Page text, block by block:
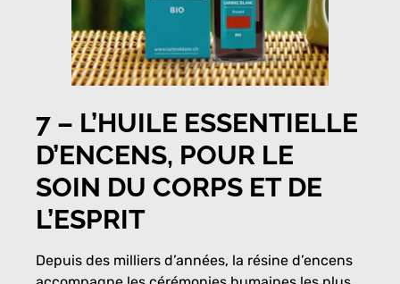
7 – L’HUILE ESSENTIELLE
D’ENCENS, POUR LE
SOIN DU CORPS ET DE
L’ESPRIT
Depuis des milliers d’années, la résine d’encens